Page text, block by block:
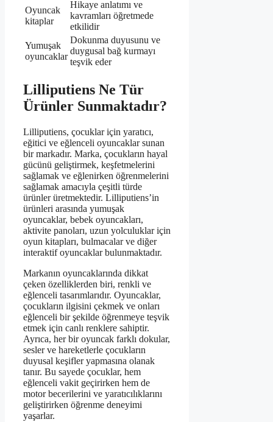
Oyuncak
kitaplar
Hikaye anlatımı ve
kavramları öğretmede
etkilidir
Yumuşak
oyuncaklar
Dokunma duyusunu ve
duygusal bağ kurmayı
teşvik eder
Lilliputiens Ne Tür
Ürünler Sunmaktadır?
Lilliputiens, çocuklar için yaratıcı,
eğitici ve eğlenceli oyuncaklar sunan
bir markadır. Marka, çocukların hayal
gücünü geliştirmek, keşfetmelerini
sağlamak ve eğlenirken öğrenmelerini
sağlamak amacıyla çeşitli türde
ürünler üretmektedir. Lilliputiens’in
ürünleri arasında yumuşak
oyuncaklar, bebek oyuncakları,
aktivite panoları, uzun yolculuklar için
oyun kitapları, bulmacalar ve diğer
interaktif oyuncaklar bulunmaktadır.
Markanın oyuncaklarında dikkat
çeken özelliklerden biri, renkli ve
eğlenceli tasarımlarıdır. Oyuncaklar,
çocukların ilgisini çekmek ve onları
eğlenceli bir şekilde öğrenmeye teşvik
etmek için canlı renklere sahiptir.
Ayrıca, her bir oyuncak farklı dokular,
sesler ve hareketlerle çocukların
duyusal keşifler yapmasına olanak
tanır. Bu sayede çocuklar, hem
eğlenceli vakit geçirirken hem de
motor becerilerini ve yaratıcılıklarını
geliştirirken öğrenme deneyimi
yaşarlar.